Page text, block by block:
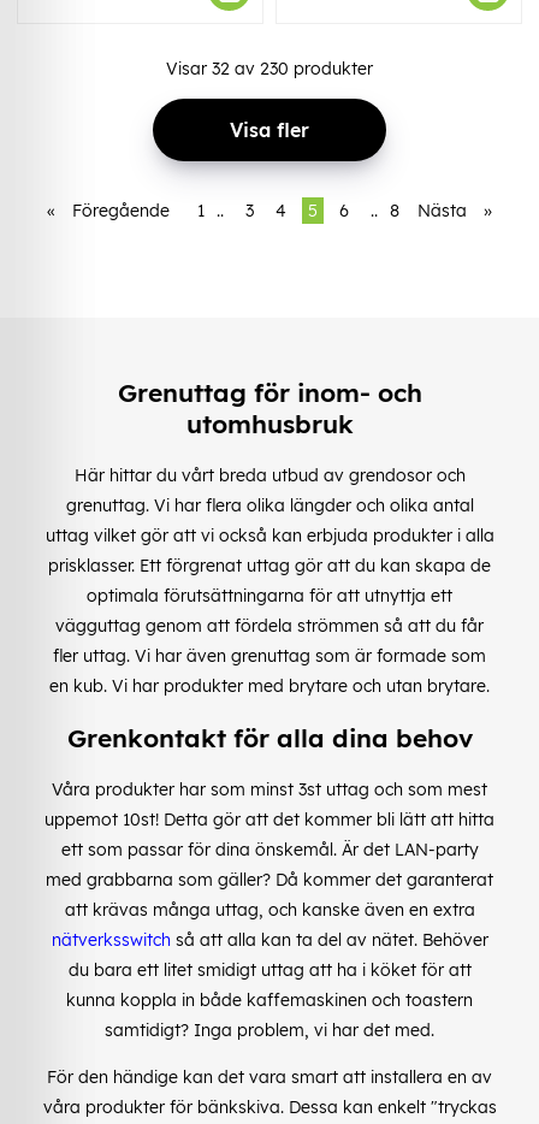
Visar 32 av 230 produkter
Visa fler
« Föregående 1 .. 3 4 5 6 .. 8 Nästa »
Grenuttag för inom- och
utomhusbruk
Här hittar du vårt breda utbud av grendosor och
grenuttag. Vi har flera olika längder och olika antal
uttag vilket gör att vi också kan erbjuda produkter i alla
prisklasser. Ett förgrenat uttag gör att du kan skapa de
optimala förutsättningarna för att utnyttja ett
vägguttag genom att fördela strömmen så att du får
fler uttag. Vi har även grenuttag som är formade som
en kub. Vi har produkter med brytare och utan brytare.
Grenkontakt för alla dina behov
Våra produkter har som minst 3st uttag och som mest
uppemot 10st! Detta gör att det kommer bli lätt att hitta
ett som passar för dina önskemål. Är det LAN-party
med grabbarna som gäller? Då kommer det garanterat
att krävas många uttag, och kanske även en extra
nätverksswitch så att alla kan ta del av nätet. Behöver
du bara ett litet smidigt uttag att ha i köket för att
kunna koppla in både kaffemaskinen och toastern
samtidigt? Inga problem, vi har det med.
För den händige kan det vara smart att installera en av
våra produkter för bänkskiva. Dessa kan enkelt "tryckas